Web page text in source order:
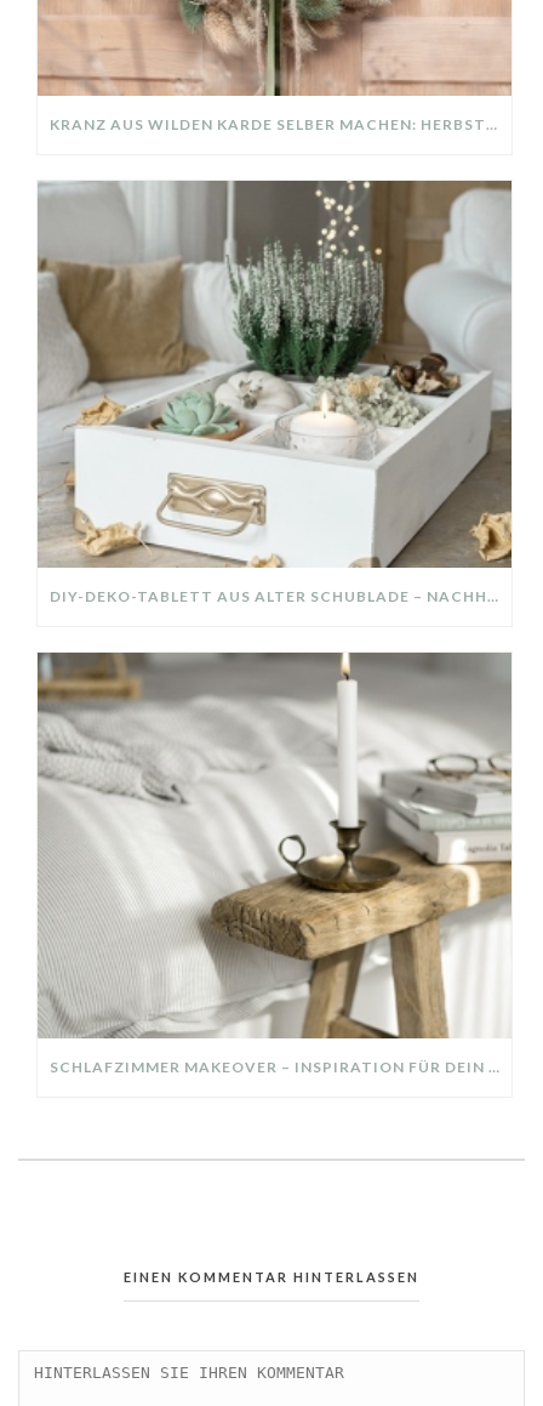
KRANZ AUS WILDEN KARDE SELBER MACHEN: HERBSTDEKO GANZ EINFACH
DIY-DEKO-TABLETT AUS ALTER SCHUBLADE – NACHHALTIGE HERBSTDEKO SELBER MACHEN!
SCHLAFZIMMER MAKEOVER – INSPIRATION FÜR DEIN SCHLAFZIMMER: AUS ALT MACH NEU – HELL, GEMÜTLICH UND EINLADEND
EINEN KOMMENTAR HINTERLASSEN